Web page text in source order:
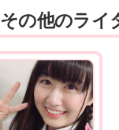
その他のライ